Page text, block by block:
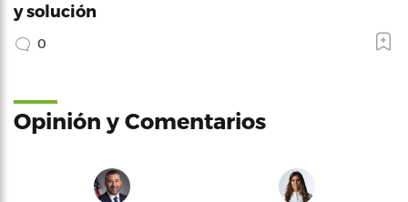
y solución
0
Opinión y Comentarios